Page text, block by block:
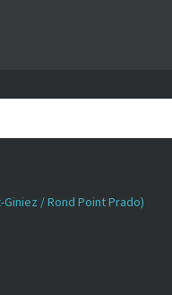
/ Rond Point Prado)